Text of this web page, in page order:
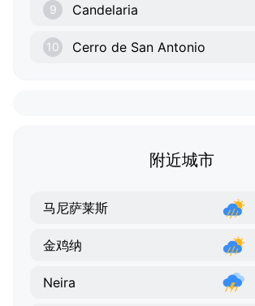
9 Candelaria
10 Cerro de San Antonio
附近城市
马尼萨莱斯
金鸡纳
Neira